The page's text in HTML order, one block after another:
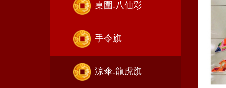
桌圍.八仙彩
手令旗
涼傘.龍虎旗